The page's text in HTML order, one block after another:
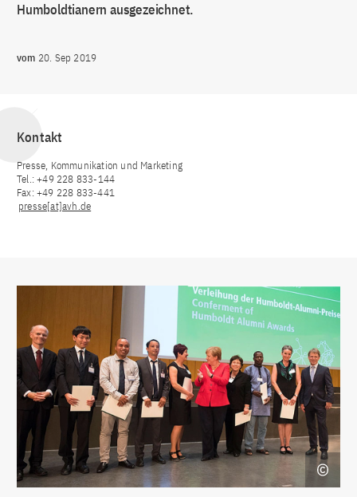
Humboldtianern ausgezeichnet.
vom 20. Sep 2019
Kontakt
Presse, Kommunikation und Marketing
Tel.: +49 228 833-144
Fax: +49 228 833-441
presse[at]avh.de